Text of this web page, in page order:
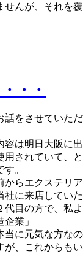
せんが、それを
・・
話をさせていた
容は明日大阪に
用されていて、
。
からエクステリ
に来店していた
代目の方で、私
業」
当に元気な方な
、これからも